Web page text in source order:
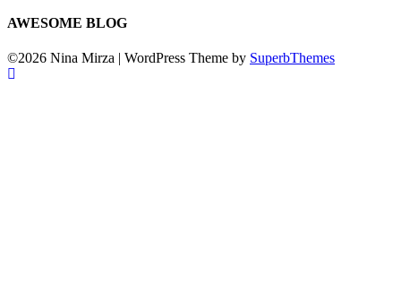
AWESOME BLOG
©2026 Nina Mirza | WordPress Theme by SuperbThemes